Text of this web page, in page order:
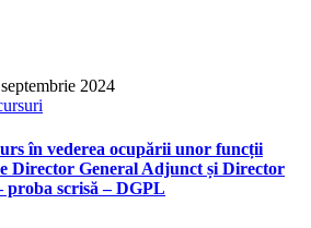
2024
în vederea ocupării unor funcții
Director General Adjunct și Director
proba scrisă – DGPL